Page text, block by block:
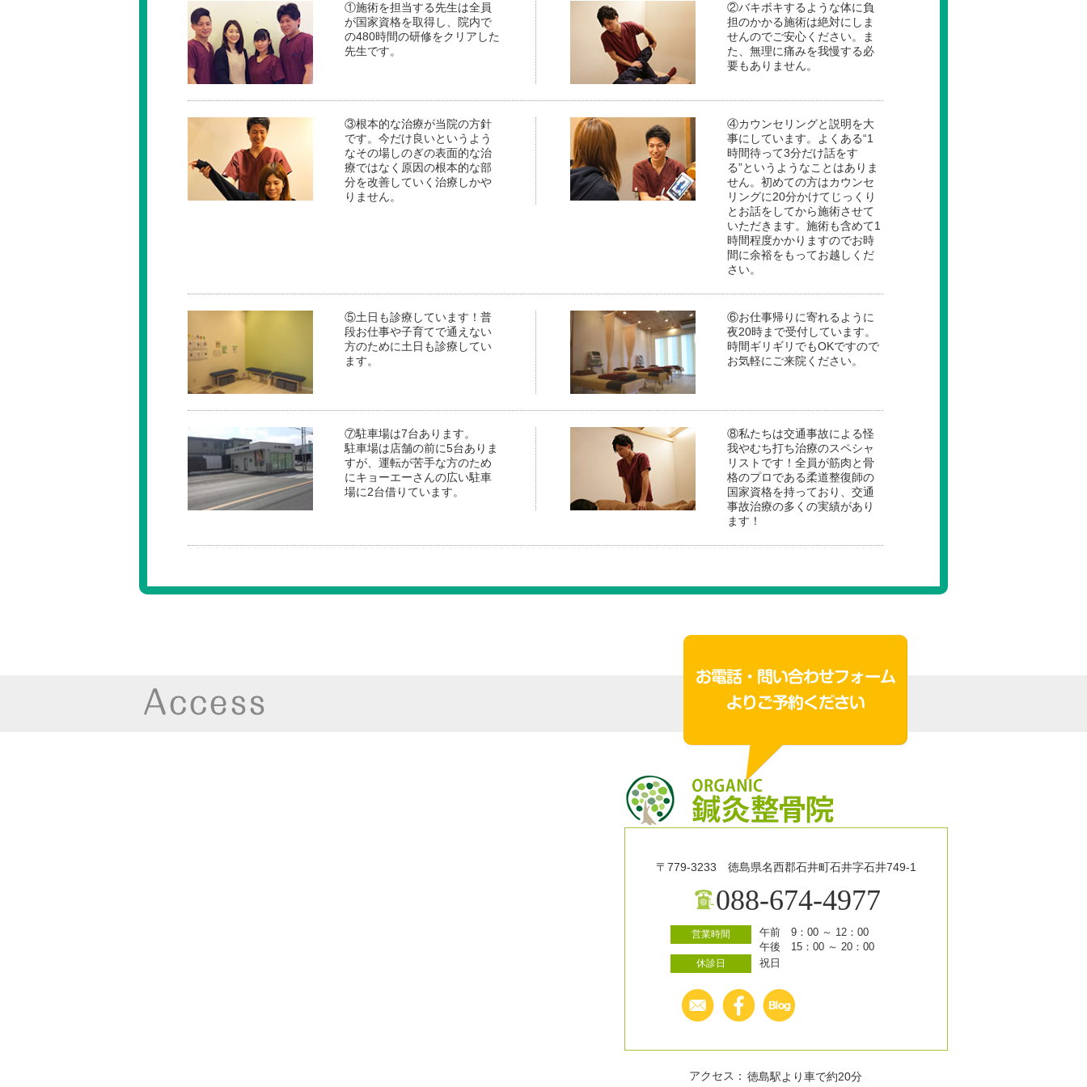
①施術を担当する先生は全員
が国家資格を取得し、院内で
の480時間の研修をクリアした
先生です。
②バキボキするような体に負
担のかかる施術は絶対にしま
せんのでご安心ください。ま
た、無理に痛みを我慢する必
要もありません。
③根本的な治療が当院の方針
です。今だけ良いというよう
なその場しのぎの表面的な治
療ではなく原因の根本的な部
分を改善していく治療しかや
りません。
④カウンセリングと説明を大
事にしています。よくある“1
時間待って3分だけ話をす
る”というようなことはありま
せん。初めての方はカウンセ
リングに20分かけてじっくり
とお話をしてから施術させて
いただきます。施術も含めて1
時間程度かかりますのでお時
間に余裕をもってお越しくだ
さい。
⑤土日も診療しています！普
段お仕事や子育てで通えない
方のために土日も診療してい
ます。
⑥お仕事帰りに寄れるように
夜20時まで受付しています。
時間ギリギリでもOKですので
お気軽にご来院ください。
⑦駐車場は7台あります。
駐車場は店舗の前に5台ありま
すが、運転が苦手な方のため
にキョーエーさんの広い駐車
場に2台借りています。
⑧私たちは交通事故による怪
我やむち打ち治療のスペシャ
リストです！全員が筋肉と骨
格のプロである柔道整復師の
国家資格を持っており、交通
事故治療の多くの実績があり
ます！
〒779-3233 徳島県名西郡石井町石井字石井749-1
088-674-4977
営業時間
午前 9：00 ～ 12：00
午後 15：00 ～ 20：00
休診日 祝日
アクセス： 徳島駅より車で約20分